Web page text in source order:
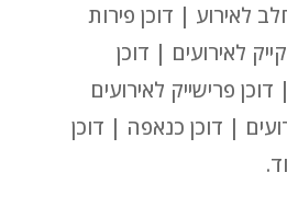
לאירוע | דוכן פירות
לאירועים | דוכן
פרישייק לאירועים
| דוכן כנאפה | דוכן